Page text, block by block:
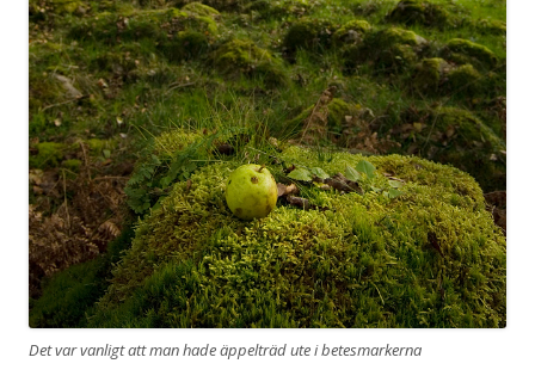
Det var vanligt att man hade äppelträd ute i betesmarkerna